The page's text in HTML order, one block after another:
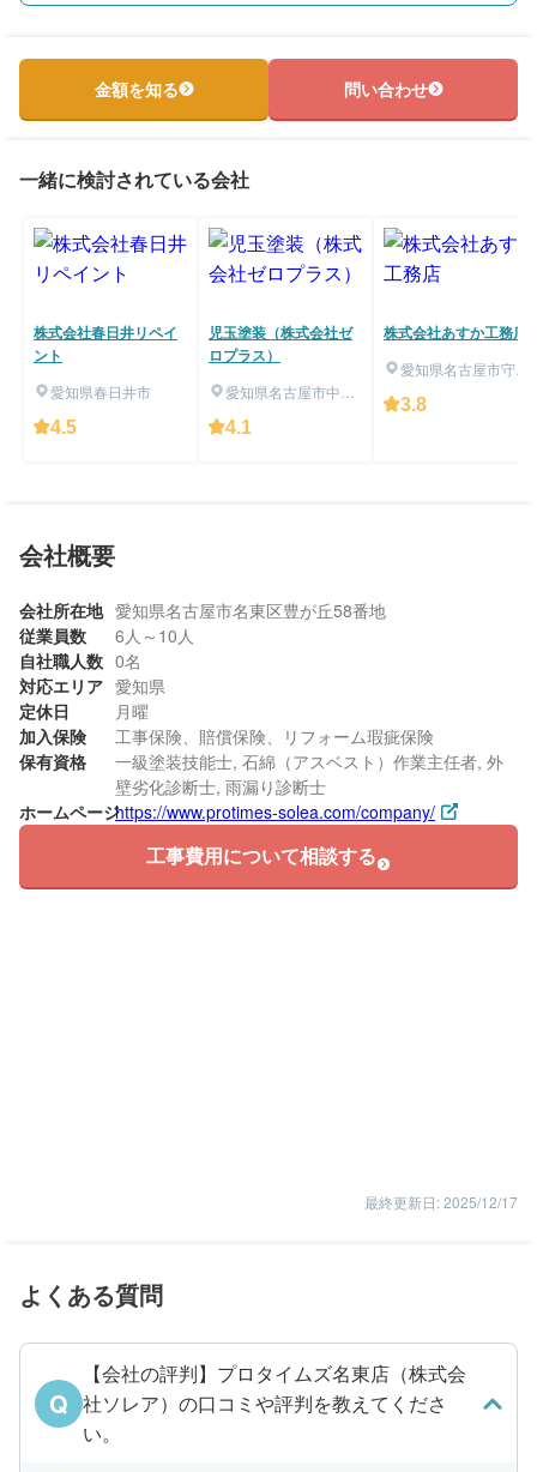
金額を知る 問い合わせ
一緒に検討されている会社
株式会社春日井リペイ
ント
愛知県春日井市
4.5
児玉塗装（株式会社ゼ
ロプラス）
愛知県名古屋市中川
4.1
株式会社あすか工務店
愛知県名古屋市守山
3.8
会社概要
会社所在地 愛知県名古屋市名東区豊が丘58番地
従業員数
6人～10人
自社職人数 0名
対応エリア 愛知県
定休日
月曜
加入保険
工事保険、賠償保険、リフォーム瑕疵保険
保有資格
一級塗装技能士, 石綿（アスベスト）作業主任者, 外
壁劣化診断士, 雨漏り診断士
ホームページhttps://www.protimes-solea.com/company/
工事費用について相談する
最終更新日: 2025/12/17
よくある質問
Q
【会社の評判】プロタイムズ名東店（株式会
社ソレア）の口コミや評判を教えてくださ
い。